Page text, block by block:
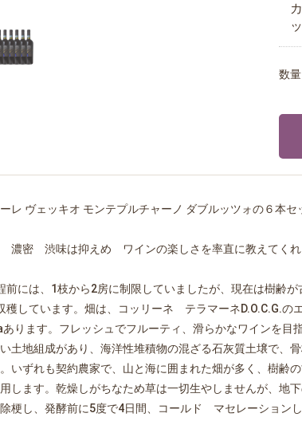
数量
レ ヴェッキオ モンテプルチャーノ ダブルッツォの６本セ
濃密 渋味は抑えめ ワインの楽しさを率直に教えてくれ
前には、1枝から2房に制限していましたが、現在は樹齢
穫しています。畑は、コッリーネ テラマーネD.O.C.G.の
あります。フレッシュでフルーティ、滑らかなワインを目
土地組成があり、海洋性堆積物の混ざる石灰質土壌で、
いずれも契約農家で、山と海に囲まれた畑が多く、樹齢
します。乾燥しがちなため草は一切生やしませんが、地
梗し、発酵前に5度で4日間、コールド マセレーション